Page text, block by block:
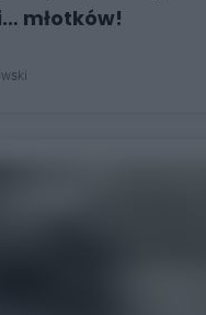
młotków!